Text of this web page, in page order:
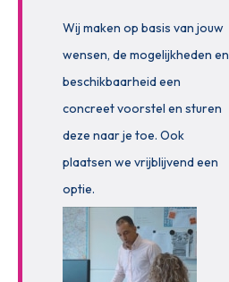
Wij maken op basis van jouw
wensen, de mogelijkheden en
beschikbaarheid een
concreet voorstel en sturen
deze naar je toe. Ook
plaatsen we vrijblijvend een
optie.